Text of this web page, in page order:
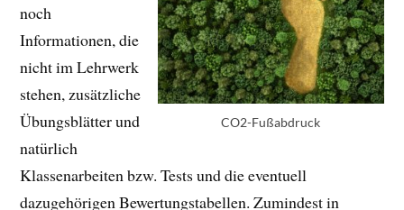
CO2-Fußabdruck
noch
Informationen, die
nicht im Lehrwerk
stehen, zusätzliche
Übungsblätter und
natürlich
Klassenarbeiten bzw. Tests und die eventuell
dazugehörigen Bewertungstabellen. Zumindest in